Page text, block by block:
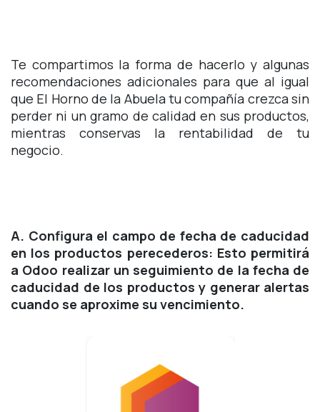
Te compartimos la forma de hacerlo y algunas
recomendaciones adicionales para que al igual
que El Horno de la Abuela tu compañía crezca sin
perder ni un gramo de calidad en sus productos,
mientras conservas la rentabilidad de tu
negocio.
A. Configura el campo de fecha de caducidad
en los productos perecederos: Esto permitirá
a Odoo realizar un seguimiento de la fecha de
caducidad de los productos y generar alertas
cuando se aproxime su vencimiento.